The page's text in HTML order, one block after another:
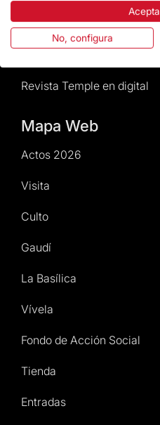
Da un impulso
Actos2026
Revista Temple en digital
Mapa Web
Actos 2026
Visita
Culto
Gaudí
La Basílica
Vívela
Fondo de Acción Social
Tienda
Entradas
No, configura